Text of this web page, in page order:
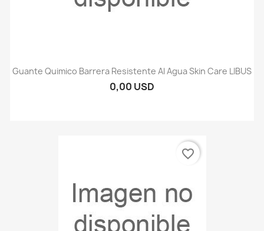
Guante Quimico Barrera Resistente Al Agua Skin Care LIBUS
0,00 USD
favorite_border